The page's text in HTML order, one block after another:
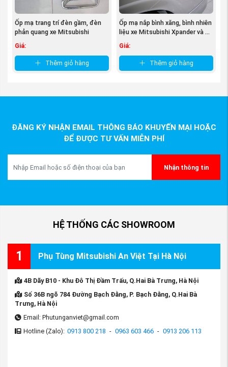
4. Các loại bệ tỳ tay Xpander phổ
Dựa trên cấu tạo và tính năng, bệ tỳ tay Xpander
Loại bệ tỳ tay
Bệ tỳ tay nhựa + nệm da
Bệ tỳ tay cao cấp
Ốp mạ trang trí đèn gầm, đèn
phản quang xe Mitsubishi
Giá:
Thêm giỏ hàng
Ốp mạ nắp bình xăng, bình nhiên
liệu xe Mitsubishi Xpander và ...
Giá:
Thêm giỏ hàng
ĐĂNG KÝ NHẬN EMAIL THÔNG BÁO KHUYẾN MẠI HOẶC
ĐỂ ĐƯỢC TƯ VẤN MIỄN PHÍ
Nhận thông tin
HỆ THỐNG CÁC SHOWROOM
1 Phụ Tùng Mitsubishi An Việt Tại Hà Nội
4B Dãy B10 - Khu Đô Thị Đầm Trấu, Q.Hai Bà Trưng, Hà Nội
Số 36B ngõ 784 Đường Bạch Đằng, P. Bạch Đằng, Q.Hai Bà
Trưng, Hà Nội
Email: Phutunganviet@gmail.com
Hotline (Zalo): 0913 800 218 - 0963 603 466 - 0913 206 113